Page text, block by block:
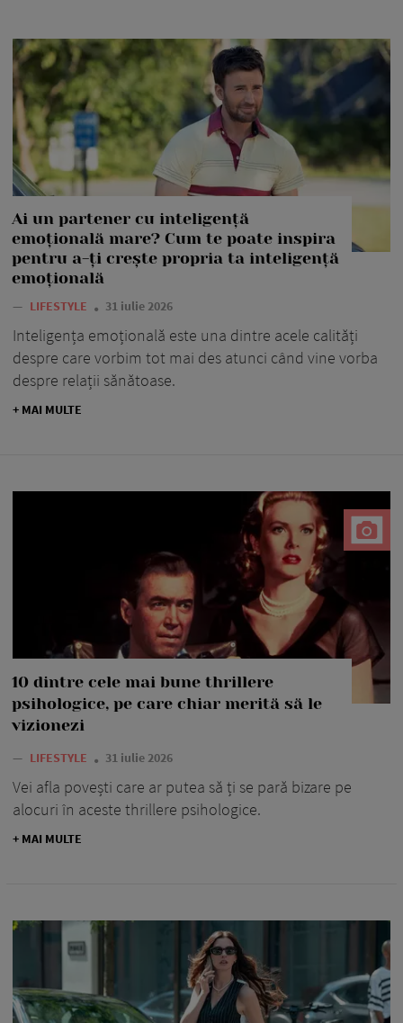
Ai un partener cu inteligență
emoțională mare? Cum te poate inspira
pentru a-ți crește propria ta inteligență
emoțională
— LIFESTYLE 31 iulie 2026
Inteligența emoțională este una dintre acele calități
despre care vorbim tot mai des atunci când vine vorba
despre relații sănătoase.
+ MAI MULTE
10 dintre cele mai bune thrillere
psihologice, pe care chiar merită să le
vizionezi
— LIFESTYLE 31 iulie 2026
Vei afla povești care ar putea să ți se pară bizare pe
alocuri în aceste thrillere psihologice.
+ MAI MULTE